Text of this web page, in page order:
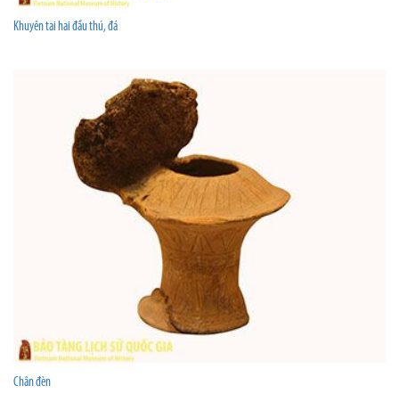
Khuyên tai hai đầu thú, đá
Chân đèn